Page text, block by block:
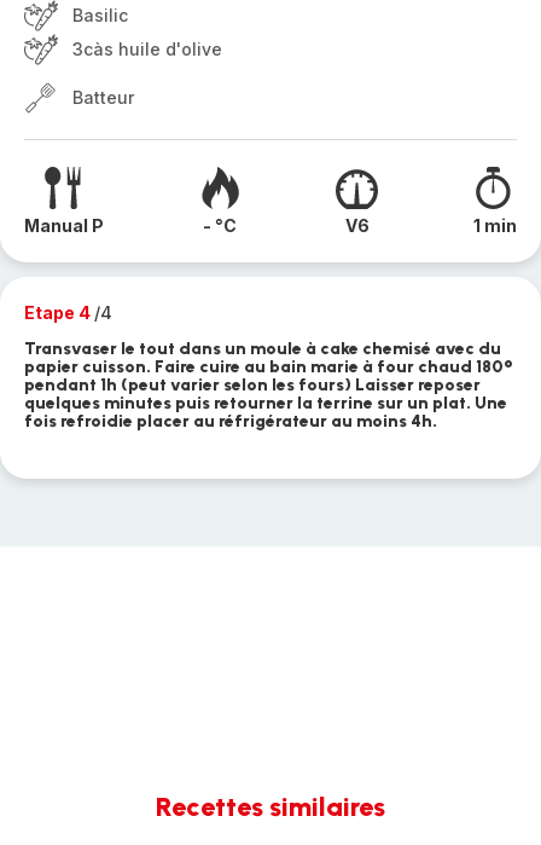
Basilic
3càs huile d'olive
Batteur
Manual P - °C V6 1 min
Etape 4 /4
Transvaser le tout dans un moule à cake chemisé avec du
papier cuisson. Faire cuire au bain marie à four chaud 180°
pendant 1h (peut varier selon les fours) Laisser reposer
quelques minutes puis retourner la terrine sur un plat. Une
fois refroidie placer au réfrigérateur au moins 4h.
Recettes similaires